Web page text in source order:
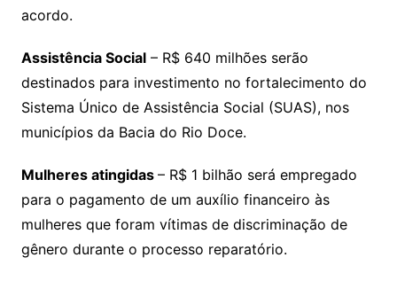
acordo.
Assistência Social– R$ 640 milhões serão
destinados para investimento no fortalecimento do
Sistema Único de Assistência Social (SUAS), nos
municípios da Bacia do Rio Doce.
Mulheres atingidas – R$ 1 bilhão será empregado
para o pagamento de um auxílio financeiro às
mulheres que foram vítimas de discriminação de
gênero durante o processo reparatório.